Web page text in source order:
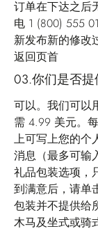
订单在下达之后
电 1 (800) 555
新发布新的修改
返回页首
03.你们是否提
可以。我们可以
需 4.99 美元。
上可写上您的个
消息（最多可输
礼品包装选项，
到满意后，请单
包装并不提供给
木马及坐式或骑